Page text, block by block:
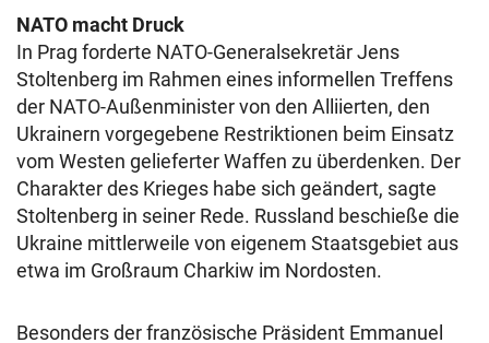
NATO macht Druck
In Prag forderte NATO-Generalsekretär Jens
Stoltenberg im Rahmen eines informellen Treffens
der NATO-Außenminister von den Alliierten, den
Ukrainern vorgegebene Restriktionen beim Einsatz
vom Westen gelieferter Waffen zu überdenken. Der
Charakter des Krieges habe sich geändert, sagte
Stoltenberg in seiner Rede. Russland beschieße die
Ukraine mittlerweile von eigenem Staatsgebiet aus
etwa im Großraum Charkiw im Nordosten.
Besonders der französische Präsident Emmanuel